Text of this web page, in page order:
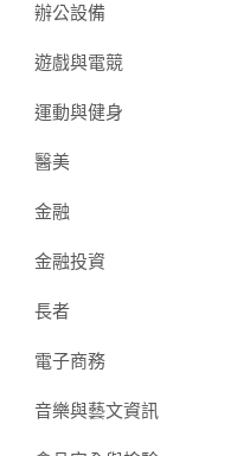
辦公設備
遊戲與電競
運動與健身
醫美
金融
金融投資
長者
電子商務
音樂與藝文資訊